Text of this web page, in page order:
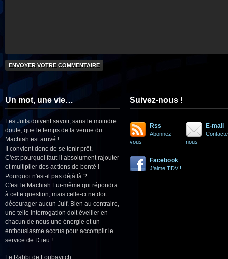
Un mot, une vie…
Les Juifs doivent savoir, sans le moindre
doute, que le temps de la venue du
Machiah est arrivé !
Il convient donc de se tenir prêt.
C'est pourquoi faut-il absolument rajouter
et multiplier des actions de bonté !
Pourquoi n'est-il pas déjà là ?
C'est le Machiah Lui-même qui répondra
à cette question, mais celle-ci ne doit
décourager aucun Juif. Bien au contraire,
une telle interrogation doit éveiller en
chacun de nous une énergie et un
enthousiasme accrus pour accomplir le
service de D.ieu !
Le Rabbi de Loubavitch.
Suivez-nous !
Rss
Abonnez-
vous
E-mail
nous
Facebook
J'aime TDV !